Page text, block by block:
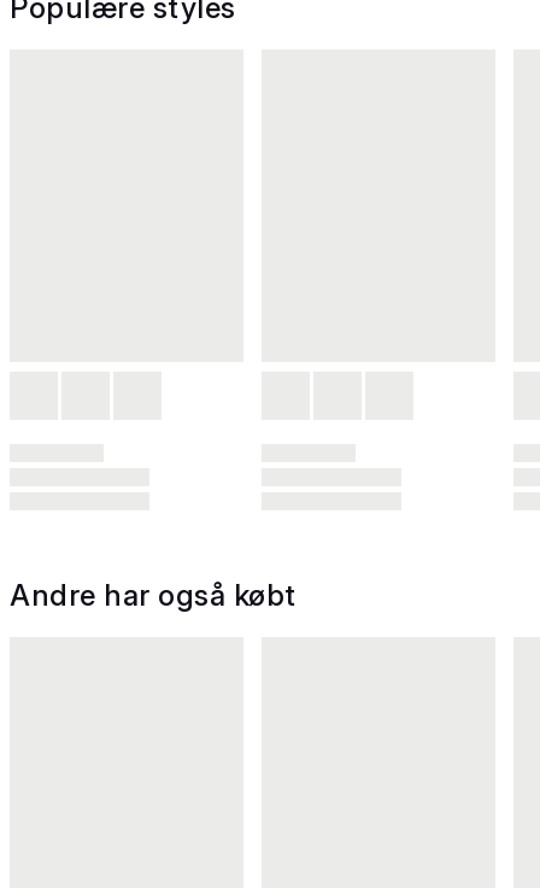
Populære styles
Andre har også købt